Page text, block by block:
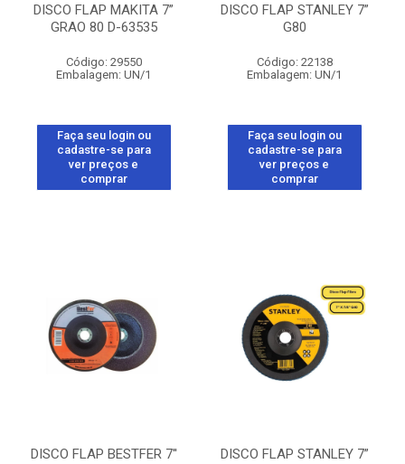
DISCO FLAP MAKITA 7”
GRAO 80 D-63535
Código: 29550
Embalagem: UN/1
Faça seu login ou
cadastre-se para
ver preços e
comprar
DISCO FLAP STANLEY 7”
G80
Código: 22138
Embalagem: UN/1
Faça seu login ou
cadastre-se para
ver preços e
comprar
DISCO FLAP BESTFER 7''
DISCO FLAP STANLEY 7”